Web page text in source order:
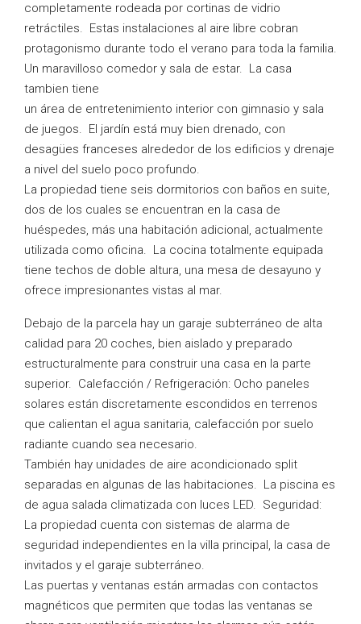
completamente rodeada por cortinas de vidrio
retráctiles. Estas instalaciones al aire libre cobran
protagonismo durante todo el verano para toda la familia.
Un maravilloso comedor y sala de estar. La casa
tambien tiene
un área de entretenimiento interior con gimnasio y sala
de juegos. El jardín está muy bien drenado, con
desagües franceses alrededor de los edificios y drenaje
a nivel del suelo poco profundo.
La propiedad tiene seis dormitorios con baños en suite,
dos de los cuales se encuentran en la casa de
huéspedes, más una habitación adicional, actualmente
utilizada como oficina. La cocina totalmente equipada
tiene techos de doble altura, una mesa de desayuno y
ofrece impresionantes vistas al mar.
Debajo de la parcela hay un garaje subterráneo de alta
calidad para 20 coches, bien aislado y preparado
estructuralmente para construir una casa en la parte
superior. Calefacción / Refrigeración: Ocho paneles
solares están discretamente escondidos en terrenos
que calientan el agua sanitaria, calefacción por suelo
radiante cuando sea necesario.
También hay unidades de aire acondicionado split
separadas en algunas de las habitaciones. La piscina es
de agua salada climatizada con luces LED. Seguridad:
La propiedad cuenta con sistemas de alarma de
seguridad independientes en la villa principal, la casa de
invitados y el garaje subterráneo.
Las puertas y ventanas están armadas con contactos
magnéticos que permiten que todas las ventanas se